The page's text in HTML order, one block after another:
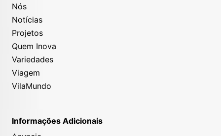
Nós
Notícias
Projetos
Quem Inova
Variedades
Viagem
VilaMundo
Informações Adicionais